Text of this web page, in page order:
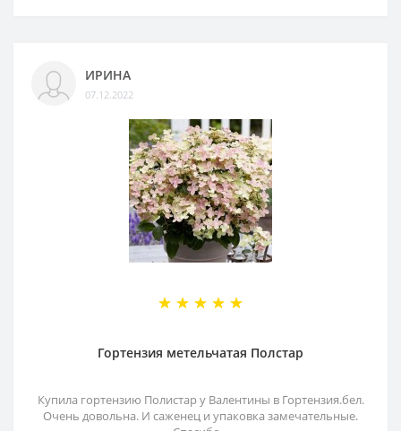
ИРИНА
07.12.2022
Гортензия метельчатая Полстар
Купила гортензию Полистар у Валентины в Гортензия.бел.
Очень довольна. И саженец и упаковка замечательные.